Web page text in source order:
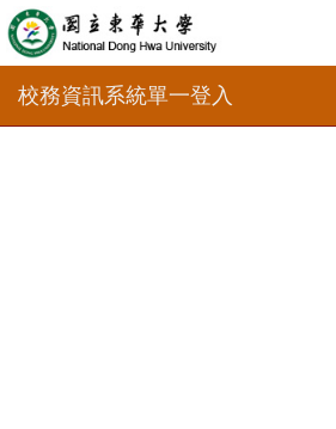
校務資訊系統單一登入